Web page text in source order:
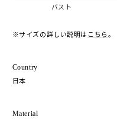
バスト
※サイズの詳しい説明は こちら 。
Country
日本
Material